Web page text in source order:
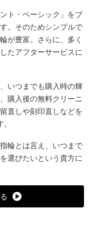
ト・ベーシック」をブ
。そのためシンプルで
が豊富。さらに、多く
たアフターサービスに
いつまでも購入時の輝
購入後の無料クリーニ
直しや刻印直しなどを
輪とは言え、いつまで
選びたいという貴方に